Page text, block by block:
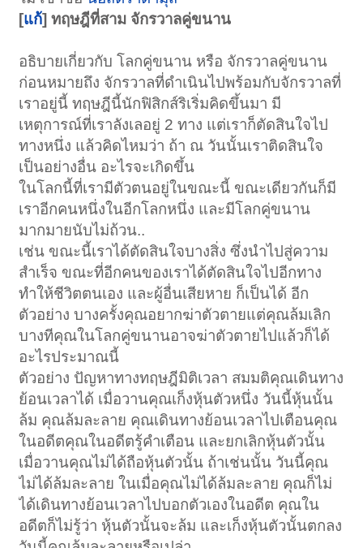
[แก้] ทฤษฎีที่สาม จักรวาลคู่ขนาน
อธิบายเกี่ยวกับ โลกคู่ขนาน หรือ จักรวาลคู่ขนาน
ก่อนหมายถึง จักรวาลที่ดำเนินไปพร้อมกับจักรวาลที่
เราอยู่นี้ ทฤษฎีนี้นักฟิสิกส์ริเริ่มคิดขึ้นมา มี
เหตุการณ์ที่เราลังเลอยู่ 2 ทาง แต่เราก็ตัดสินใจไป
ทางหนึ่ง แล้วคิดไหมว่า ถ้า ณ วันนั้นเราติดสินใจ
เป็นอย่างอื่น อะไรจะเกิดขึ้น
ในโลกนี้ที่เรามีตัวตนอยู่ในขณะนี้ ขณะเดียวกันก็มี
เราอีกคนหนึ่งในอีกโลกหนึ่ง และมีโลกคู่ขนาน
มากมายนับไม่ถ้วน..
เช่น ขณะนี้เราได้ตัดสินใจบางสิ่ง ซึ่งนำไปสู่ความ
สำเร็จ ขณะที่อีกคนของเราได้ตัดสินใจไปอีกทาง
ทำให้ชีวิตตนเอง และผู้อื่นเสียหาย ก็เป็นได้ อีก
ตัวอย่าง บางครั้งคุณอยากฆ่าตัวตายแต่คุณล้มเลิก
บางทีคุณในโลกคู่ขนานอาจฆ่าตัวตายไปแล้วก็ได้
อะไรประมาณนี้
ตัวอย่าง ปัญหาทางทฤษฎีมิติเวลา สมมติคุณเดินทาง
ย้อนเวลาได้ เมื่อวานคุณเก็งหุ้นตัวหนึ่ง วันนี้หุ้นนั้น
ล้ม คุณล้มละลาย คุณเดินทางย้อนเวลาไปเตือนคุณ
ในอดีตคุณในอดีตรู้คำเตือน และยกเลิกหุ้นตัวนั้น
เมื่อวานคุณไม่ได้ถือหุ้นตัวนั้น ถ้าเช่นนั้น วันนี้คุณ
ไม่ได้ล้มละลาย ในเมื่อคุณไม่ได้ล้มละลาย คุณก็ไม่
ได้เดินทางย้อนเวลาไปบอกตัวเองในอดีต คุณใน
อดีตก็ไม่รู้ว่า หุ้นตัวนั้นจะล้ม และเก็งหุ้นตัวนั้นตกลง